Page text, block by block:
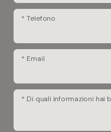
* Telefono
* Email
* Di quali informazioni hai